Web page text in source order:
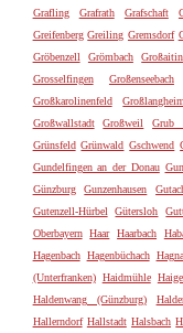
Grafling
Grafrath Grafschaft
Greifenberg Greiling Gremsdorf
Gröbenzell
Grömbach
Grosselfingen
Großenseebach
Großkarolinenfeld
Großlangheim
Großwallstadt
Großweil Grub
Grünsfeld Grünwald Gschwend
Gundelfingen an der Donau
Günzburg
Gunzenhausen
Gutenzell-Hürbel
Gütersloh
Oberbayern
Haar Haarbach
Hagenbach Hagenbüchach
(Unterfranken) Haidmühle
Haldenwang (Günzburg)
Hallerndorf Hallstadt Halsbach